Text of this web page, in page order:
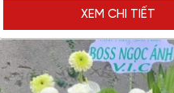
XEM CHI TIẾT